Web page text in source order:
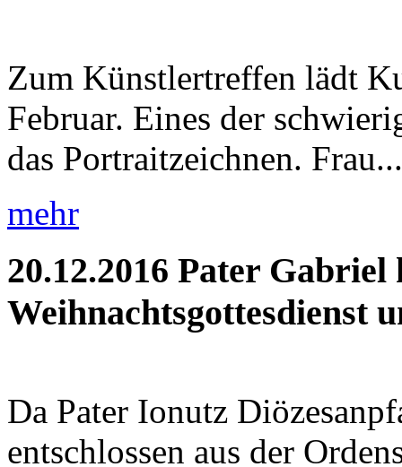
Zum Künstlertreffen lädt
Februar. Eines der
das Portraitzeichnen. Frau...
mehr
20.12.2016 Pater Gabriel
Weihnachtsgottesdienst
Da Pater Ionutz
entschlossen aus der